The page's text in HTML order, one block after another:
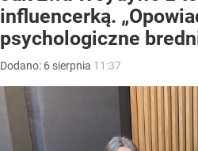
influencerką.
psychologiczne
Dodano: 6 sierpnia 11:37